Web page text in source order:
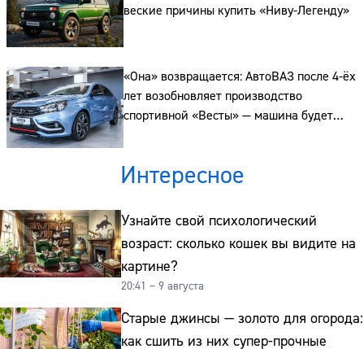
веские причины купить «Ниву-Легенду»
«Она» возвращается: АвтоВАЗ после 4-ёх
лет возобновляет производство
спортивной «Весты» — машина будет
Интересное
Узнайте свой психологический
возраст: сколько кошек вы видите на
картине?
20:41 – 9 августа
Старые джинсы — золото для огорода:
как сшить из них супер-прочные